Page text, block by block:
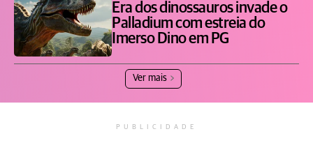
Era dos dinossauros invade o
Palladium com estreia do
Imerso Dino em PG
Ver mais
PUBLICIDADE